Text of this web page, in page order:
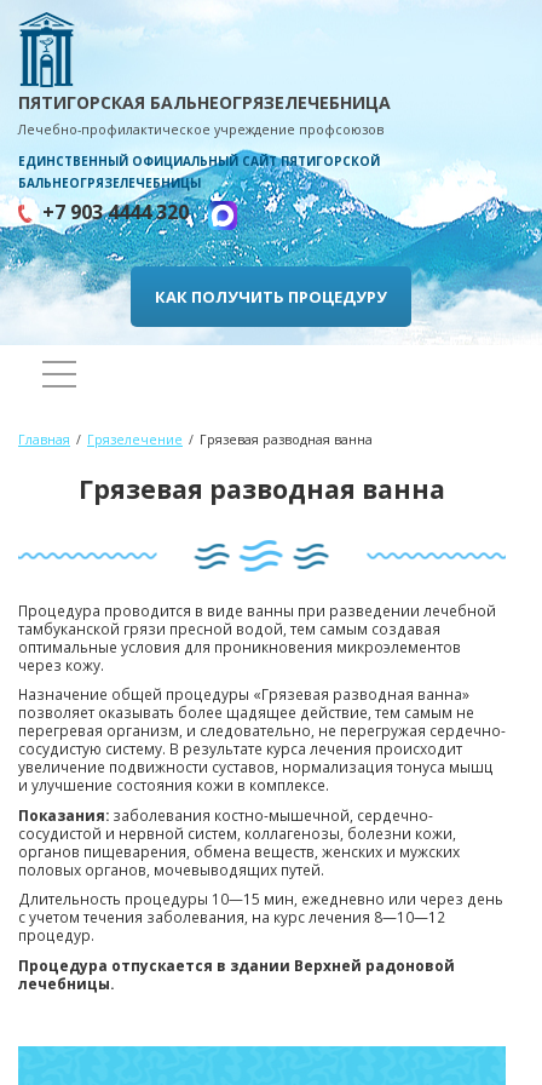
ПЯТИГОРСКАЯ БАЛЬНЕОГРЯЗЕЛЕЧЕБНИЦА
Лечебно-профилактическое учреждение профсоюзов
ЕДИНСТВЕННЫЙ ОФИЦИАЛЬНЫЙ САЙТ ПЯТИГОРСКОЙ
БАЛЬНЕОГРЯЗЕЛЕЧЕБНИЦЫ
+7 903 4444 320
КАК ПОЛУЧИТЬ ПРОЦЕДУРУ
Главная Грязелечение Грязевая разводная ванна
Грязевая разводная ванна
Процедура проводится в виде ванны при разведении лечебной
тамбуканской грязи пресной водой, тем самым создавая
оптимальные условия для проникновения микроэлементов
через кожу.
Назначение общей процедуры «Грязевая разводная ванна»
позволяет оказывать более щадящее действие, тем самым не
перегревая организм, и следовательно, не перегружая сердечно-
сосудистую систему. В результате курса лечения происходит
увеличение подвижности суставов, нормализация тонуса мышц
и улучшение состояния кожи в комплексе.
Показания: заболевания костно-мышечной, сердечно-
сосудистой и нервной систем, коллагенозы, болезни кожи,
органов пищеварения, обмена веществ, женских и мужских
половых органов, мочевыводящих путей.
Длительность процедуры 10—15 мин, ежедневно или через день
с учетом течения заболевания, на курс лечения 8—10—12
процедур.
Процедура отпускается в здании Верхней радоновой
лечебницы.